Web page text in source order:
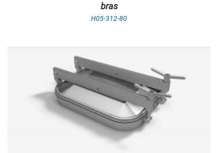
bras
H05-312-80